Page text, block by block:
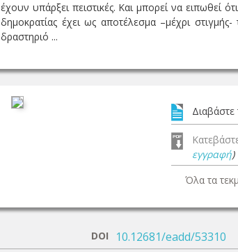
έχουν υπάρξει πειστικές. Και μπορεί να ειπωθεί
δημοκρατίας έχει ως αποτέλεσμα –μέχρι
δραστηριό ...
Διαβάστε
εγγραφή)
Όλα τα
DOI 10.12681/eadd/53310